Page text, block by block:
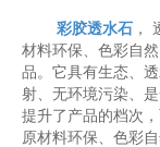
彩胶透水石，
材料环保、色彩自
品。它具有生态、
射、无环境污染、
提升了产品的档次
原材料环保、色彩